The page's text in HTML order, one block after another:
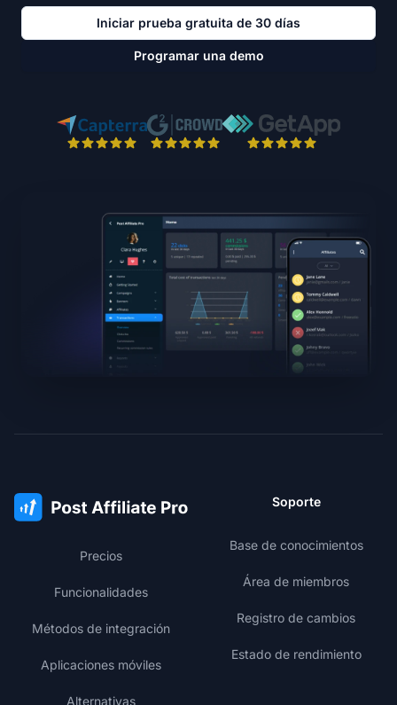
Iniciar prueba gratuita de 30 días
Programar una demo
Precios
Funcionalidades
Métodos de integración
Aplicaciones móviles
Alternativas
Soporte
Base de conocimientos
Área de miembros
Registro de cambios
Estado de rendimiento